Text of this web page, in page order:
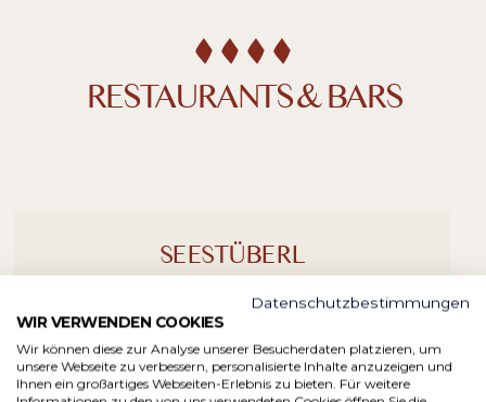
RESTAURANTS & BARS
SEESTÜBERL
BAVARIAN COMFORT
DISCOVER SEESTÜBERL
Datenschutzbestimmungen
WIR VERWENDEN COOKIES
Wir können diese zur Analyse unserer Besucherdaten platzieren, um
unsere Webseite zu verbessern, personalisierte Inhalte anzuzeigen und
Ihnen ein großartiges Webseiten-Erlebnis zu bieten. Für weitere